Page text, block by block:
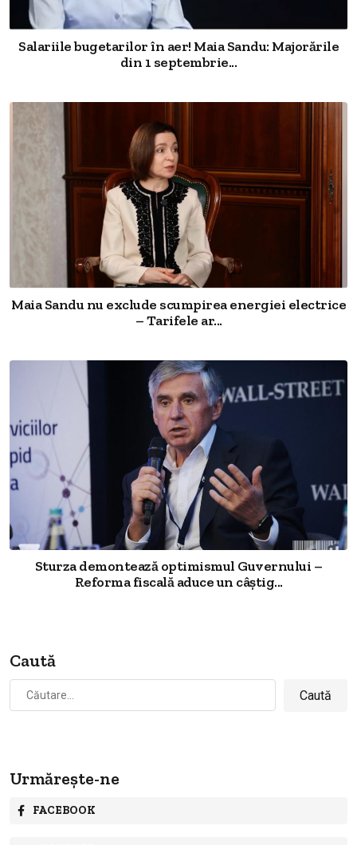
Salariile bugetarilor în aer! Maia Sandu: Majorările
din 1 septembrie...
Maia Sandu nu exclude scumpirea energiei electrice
– Tarifele ar...
Sturza demontează optimismul Guvernului –
Reforma fiscală aduce un câștig...
Caută
după:
Urmărește-ne
FACEBOOK